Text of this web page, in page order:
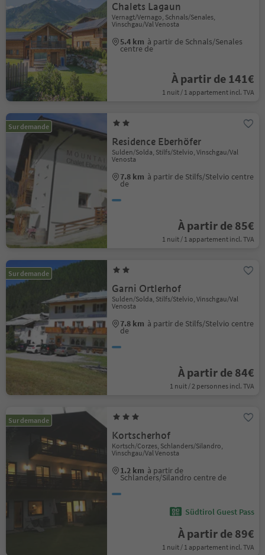
Chalets Lagaun
Vernagt/Vernago, Schnals/Senales,
Vinschgau/Val Venosta
5.4 km à partir de Schnals/Senales
centre de
À partir de 141€
1 nuit / 1 appartement incl. TVA
Sur demande
Residence Eberhöfer
Sulden/Solda, Stilfs/Stelvio, Vinschgau/Val
Venosta
7.8 km à partir de Stilfs/Stelvio centre
de
À partir de 85€
1 nuit / 1 appartement incl. TVA
Sur demande
Garni Ortlerhof
Sulden/Solda, Stilfs/Stelvio, Vinschgau/Val
Venosta
7.8 km à partir de Stilfs/Stelvio centre
de
À partir de 84€
1 nuit / 2 personnes incl. TVA
Sur demande
Kortscherhof
Kortsch/Corzes, Schlanders/Silandro,
Vinschgau/Val Venosta
1.2 km à partir de
Schlanders/Silandro centre de
Südtirol Guest Pass
À partir de 89€
1 nuit / 1 appartement incl. TVA